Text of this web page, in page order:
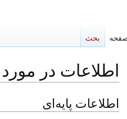
اطلاعات در
پرش
به
پرش
به
اطلاعات پایه‌ای
بحث